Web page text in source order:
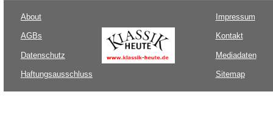
About
AGBs
Datenschutz
Haftungsausschluss
Impressum
Kontakt
Mediadaten
Sitemap